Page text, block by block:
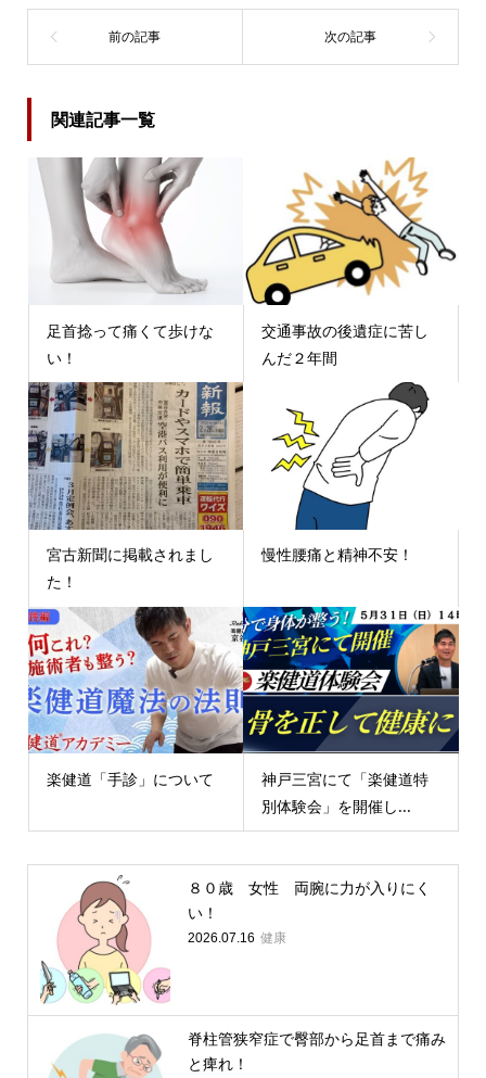
関連記事一覧
足首捻って痛くて歩けな
い！
交通事故の後遺症に苦し
んだ２年間
宮古新聞に掲載されまし
た！
慢性腰痛と精神不安！
楽健道「手診」について
神戸三宮にて「楽健道特
別体験会」を開催し...
８０歳 女性 両腕に力が入りにく
い！
2026.07.16 健康
脊柱管狭窄症で臀部から足首まで痛み
と痺れ！